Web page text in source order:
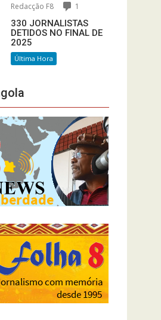
Redacção F8
1
330 JORNALISTAS
DETIDOS NO FINAL DE
2025
Última Hora